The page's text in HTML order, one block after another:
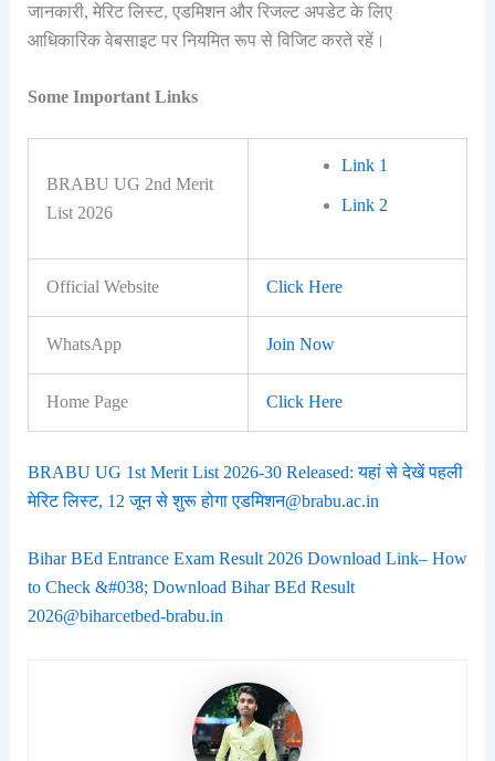
जानकारी, मेरिट लिस्ट, एडमिशन और रिजल्ट अपडेट के लिए
आधिकारिक वेबसाइट पर नियमित रूप से विजिट करते रहें।
Some Important Links
BRABU UG 2nd Merit
List 2026
Link 1
Link 2
Official Website Click Here
WhatsApp Join Now
Home Page Click Here
BRABU UG 1st Merit List 2026-30 Released: यहां से देखें पहली
मेरिट लिस्ट, 12 जून से शुरू होगा एडमिशन@brabu.ac.in
Bihar BEd Entrance Exam Result 2026 Download Link– How
to Check &#038; Download Bihar BEd Result
2026@biharcetbed-brabu.in